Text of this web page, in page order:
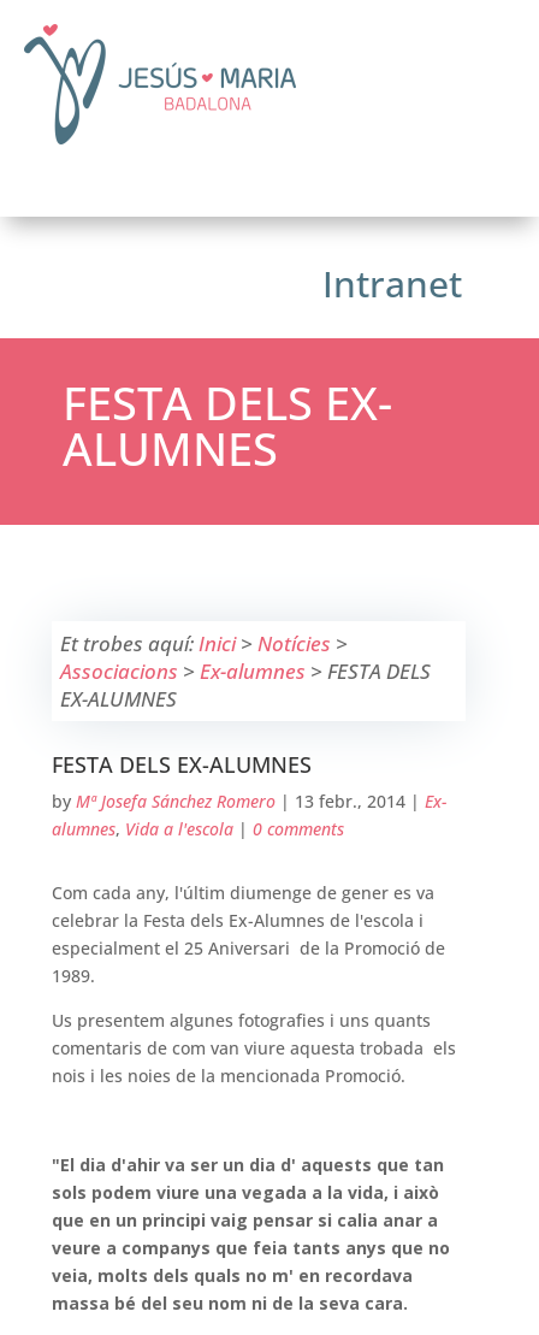
Intranet
FESTA DELS EX-
ALUMNES
Et trobes aquí:Inici> Notícies >
Associacions > Ex-alumnes > FESTA DELS
EX-ALUMNES
FESTA DELS EX-ALUMNES
by Mª Josefa Sánchez Romero | 13 febr., 2014 | Ex-
alumnes, Vida a l'escola | 0 comments
Com cada any, l'últim diumenge de gener es va
celebrar la Festa dels Ex-Alumnes de l'escola i
especialment el 25 Aniversari de la Promoció de
1989.
Us presentem algunes fotografies i uns quants
comentaris de com van viure aquesta trobada els
nois i les noies de la mencionada Promoció.
"El dia d'ahir va ser un dia d' aquests que tan
sols podem viure una vegada a la vida, i això
que en un principi vaig pensar si calia anar a
veure a companys que feia tants anys que no
veia, molts dels quals no m' en recordava
massa bé del seu nom ni de la seva cara.